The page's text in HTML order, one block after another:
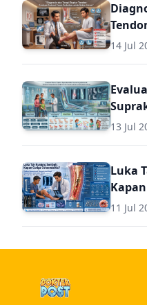
14 Jul
Anak:
13 Jul
Luka
11 Jul